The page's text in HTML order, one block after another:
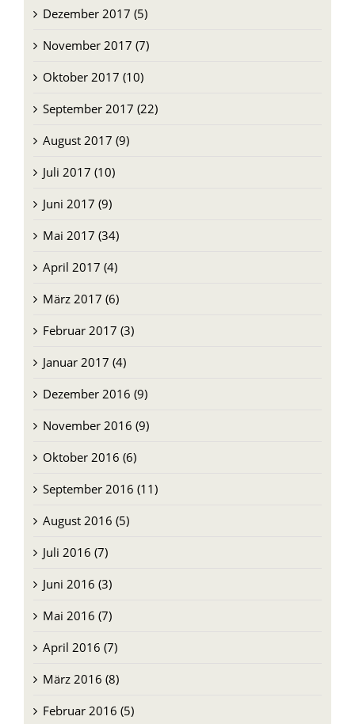
Dezember 2017 (5)
November 2017 (7)
Oktober 2017 (10)
September 2017 (22)
August 2017 (9)
Juli 2017 (10)
Juni 2017 (9)
Mai 2017 (34)
April 2017 (4)
März 2017 (6)
Februar 2017 (3)
Januar 2017 (4)
Dezember 2016 (9)
November 2016 (9)
Oktober 2016 (6)
September 2016 (11)
August 2016 (5)
Juli 2016 (7)
Juni 2016 (3)
Mai 2016 (7)
April 2016 (7)
März 2016 (8)
Februar 2016 (5)